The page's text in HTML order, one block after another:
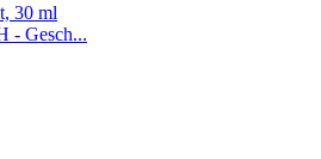
30 ml
- Gesch...